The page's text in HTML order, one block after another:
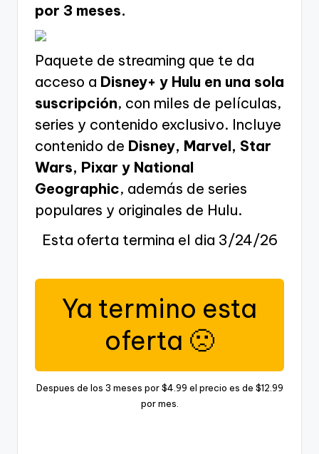
por 3 meses.
Paquete de streaming que te da
acceso a Disney+ y Hulu en una sola
suscripción, con miles de películas,
series y contenido exclusivo. Incluye
contenido de Disney, Marvel, Star
Wars, Pixar y National
Geographic, además de series
populares y originales de Hulu.
Esta oferta termina el dia 3/24/26
Ya termino esta
oferta 🙁
Despues de los 3 meses por $4.99 el precio es de $12.99
por mes.